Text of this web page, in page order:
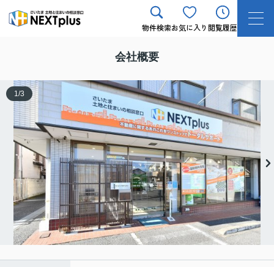
物件検索お気に入り 閲覧履歴
会社概要
1 /3